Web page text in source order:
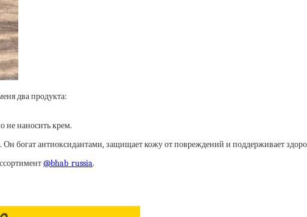
два продукта:
не наносить крем.
Он богат антиоксидантами, защищает кожу от повреждений и поддерживает
@bhab_russia.